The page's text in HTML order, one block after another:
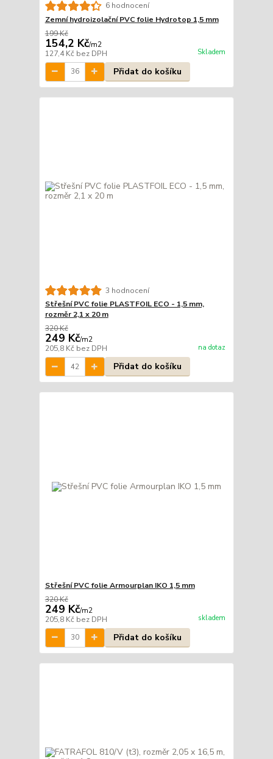
6 hodnocení
Zemní hydroizolační PVC folie Hydrotop 1,5 mm
199 Kč
154,2 Kč/m2
127,4 Kč bez DPH Skladem
Přidat do košíku
3 hodnocení
Střešní PVC folie PLASTFOIL ECO - 1,5 mm,
rozměr 2,1 x 20 m
320 Kč
249 Kč/m2
205,8 Kč bez DPH na dotaz
Přidat do košíku
Střešní PVC folie Armourplan IKO 1,5 mm
320 Kč
249 Kč/m2
205,8 Kč bez DPH skladem
Přidat do košíku